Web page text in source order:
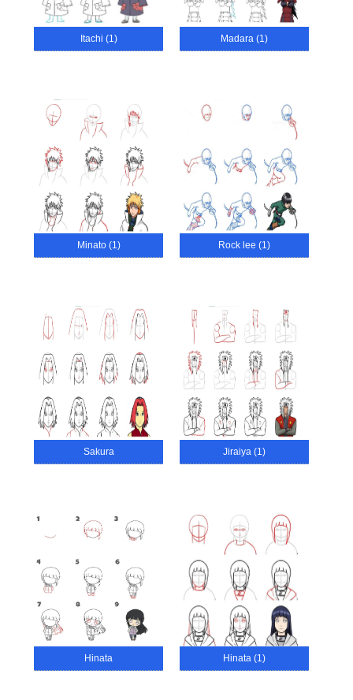
Itachi (1) Madara (1)
Minato (1) Rock lee (1)
Sakura Jiraiya (1)
Hinata Hinata (1)